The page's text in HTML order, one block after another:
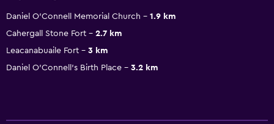
Daniel O'Connell Memorial Church
1.9 km
Cahergall Stone Fort
2.7 km
Leacanabuaile Fort
3 km
Daniel O'Connell's Birth Place
3.2 km